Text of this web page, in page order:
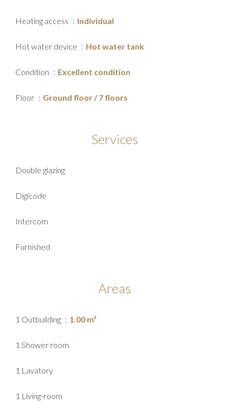
Heating access Individual
Hot water device Hot water tank
Condition Excellent condition
Floor Ground floor / 7 floors
Services
Double glazing
Digicode
Intercom
Furnished
Areas
1 Outbuilding 1.00 m²
1 Shower room
1 Lavatory
1 Living-room